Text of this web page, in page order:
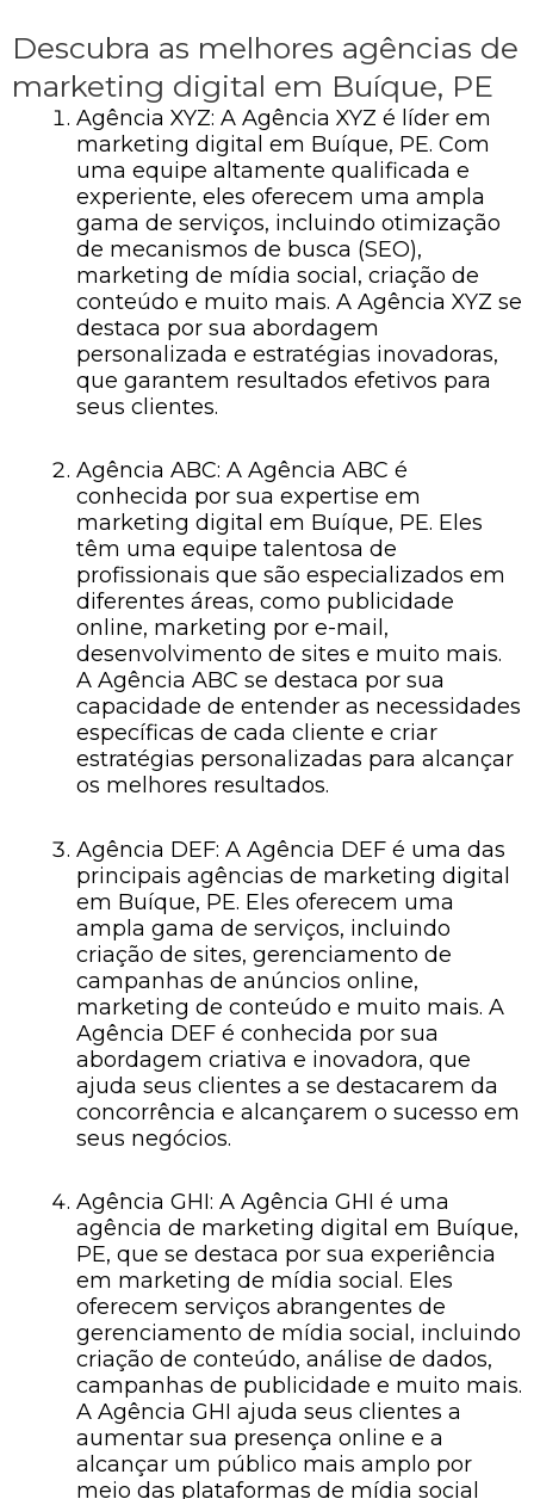
Descubra as melhores agências de
marketing digital em Buíque, PE
Agência XYZ: A Agência XYZ é líder em
marketing digital em Buíque, PE. Com
uma equipe altamente qualificada e
experiente, eles oferecem uma ampla
gama de serviços, incluindo otimização
de mecanismos de busca (SEO),
marketing de mídia social, criação de
conteúdo e muito mais. A Agência XYZ se
destaca por sua abordagem
personalizada e estratégias inovadoras,
que garantem resultados efetivos para
seus clientes.
Agência ABC: A Agência ABC é
conhecida por sua expertise em
marketing digital em Buíque, PE. Eles
têm uma equipe talentosa de
profissionais que são especializados em
diferentes áreas, como publicidade
online, marketing por e-mail,
desenvolvimento de sites e muito mais.
A Agência ABC se destaca por sua
capacidade de entender as necessidades
específicas de cada cliente e criar
estratégias personalizadas para alcançar
os melhores resultados.
Agência DEF: A Agência DEF é uma das
principais agências de marketing digital
em Buíque, PE. Eles oferecem uma
ampla gama de serviços, incluindo
criação de sites, gerenciamento de
campanhas de anúncios online,
marketing de conteúdo e muito mais. A
Agência DEF é conhecida por sua
abordagem criativa e inovadora, que
ajuda seus clientes a se destacarem da
concorrência e alcançarem o sucesso em
seus negócios.
Agência GHI: A Agência GHI é uma
agência de marketing digital em Buíque,
PE, que se destaca por sua experiência
em marketing de mídia social. Eles
oferecem serviços abrangentes de
gerenciamento de mídia social, incluindo
criação de conteúdo, análise de dados,
campanhas de publicidade e muito mais.
A Agência GHI ajuda seus clientes a
aumentar sua presença online e a
alcançar um público mais amplo por
meio das plataformas de mídia social